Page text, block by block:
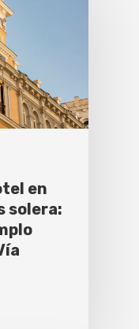
en
solera: